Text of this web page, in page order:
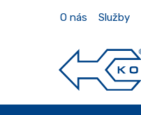
O nás Služby